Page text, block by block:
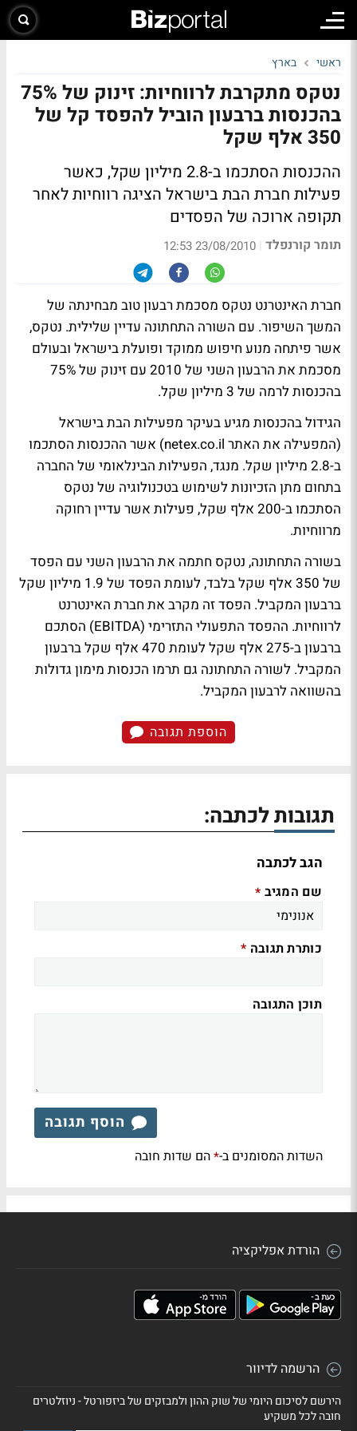
ראשי בארץ
נטקס מתקרבת לרווחיות: זינוק של 75%
בהכנסות ברבעון הוביל להפסד קל של
350 אלף שקל
ההכנסות הסתכמו ב-2.8 מיליון שקל, כאשר
פעילות חברת הבת בישראל הציגה רווחיות לאחר
תקופה ארוכה של הפסדים
תומר קורנפלד |
23/08/2010 12:53
חברת האינטרנט נטקס מסכמת רבעון טוב מבחינתה של
המשך השיפור. עם השורה התחתונה עדיין שלילית. נטקס,
אשר פיתחה מנוע חיפוש ממוקד ופועלת בישראל ובעולם
מסכמת את הרבעון השני של 2010 עם זינוק של 75%
בהכנסות לרמה של 3 מיליון שקל.
הגידול בהכנסות מגיע בעיקר מפעילות הבת בישראל
(המפעילה את האתר netex.co.il) אשר ההכנסות הסתכמו
ב-2.8 מיליון שקל. מנגד, הפעילות הבינלאומי של החברה
בתחום מתן הזכיונות לשימוש בטכנולוגיה של נטקס
הסתכמו ב-200 אלף שקל, פעילות אשר עדיין רחוקה
מרווחיות.
בשורה התחתונה, נטקס חתמה את הרבעון השני עם הפסד
של 350 אלף שקל בלבד, לעומת הפסד של 1.9 מיליון שקל
ברבעון המקביל. הפסד זה מקרב את חברת האינטרנט
לרווחיות. ההפסד התפעולי התזרימי (EBITDA) הסתכם
ברבעון ב-275 אלף שקל לעומת 470 אלף שקל ברבעון
המקביל. לשורה התחתונה גם תרמו הכנסות מימון גדולות
בהשוואה לרבעון המקביל.
הוספת תגובה
תגובות לכתבה:
הגב לכתבה
שם המגיב *
כותרת תגובה *
תוכן התגובה
הוסף תגובה
השדות המסומנים ב-*הם שדות חובה
הורדת אפליקציה
הרשמה לדיוור
הירשם לסיכום היומי של שוק ההון ולמבזקים של ביזפורטל - ניוזלטרים
חובה לכל משקיע